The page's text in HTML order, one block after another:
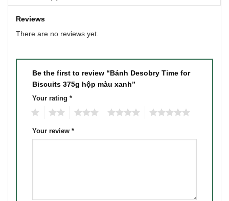
Reviews
There are no reviews yet.
Be the first to review “Bánh Desobry Time for
Biscuits 375g hộp màu xanh”
Your rating *
Your review *